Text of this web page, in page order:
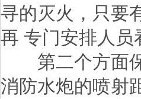
寻的灭火，只要
再专门安排人员
第二个方面保
消防水炮的喷射